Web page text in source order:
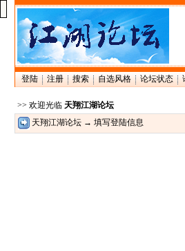
登陆 注册 搜索 自选风格 论坛状态
>> 欢迎光临 天翔江湖论坛
天翔江湖论坛→ 填写登陆信息